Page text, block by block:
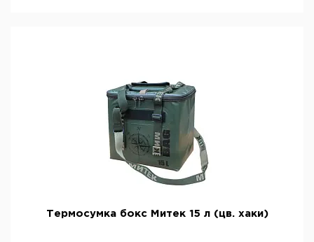
Термосумка бокс Митек 15 л (цв. хаки)